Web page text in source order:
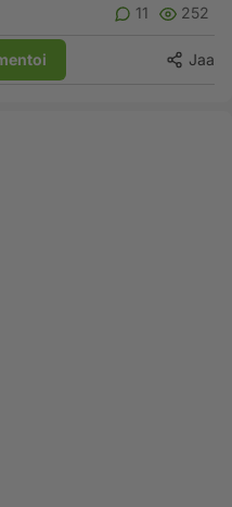
11 252
Jaa